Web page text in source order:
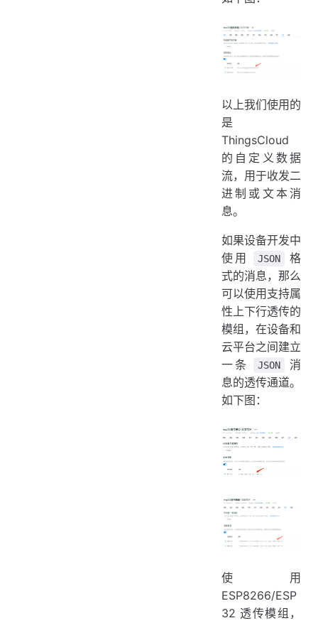
以上我们使用的
是
ThingsCloud
的自定义数据
流，用于收发二
进制或文本消
息。
如果设备开发中
使用
JSON
格
式的消息，那么
可以使用支持属
性上下行透传的
模组，在设备和
云平台之间建立
一条
JSON
消
息的透传通道。
如下图：
使用
ESP8266/ESP
32 透传模组，